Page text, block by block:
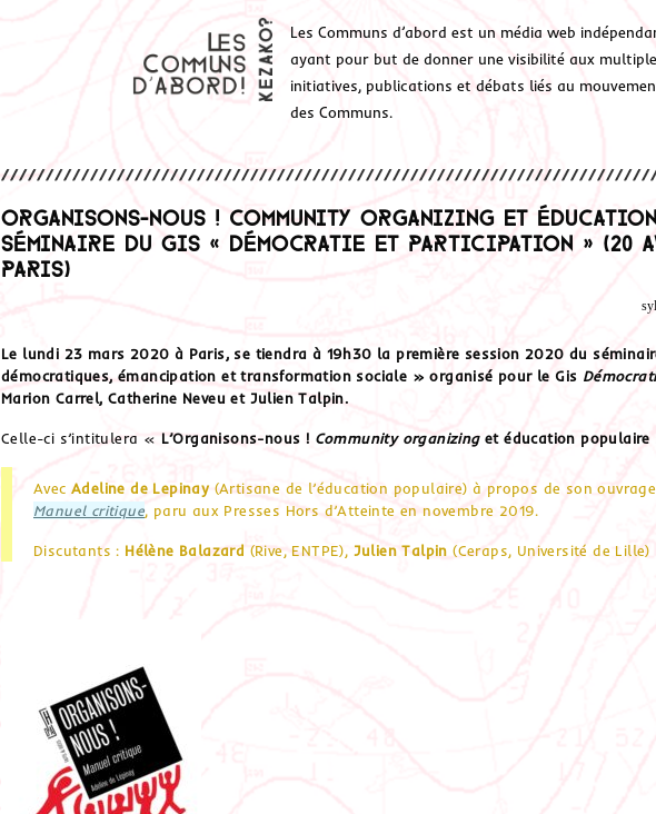
Les Communs d’abord est un média web
ayant pour but de donner une visibilité aux
initiatives, publications et débats liés au
des Communs.
Organisons-nous ! Community organizing et
Séminaire du GIS « Démocratie et Participation » (20
Paris)
Le lundi 23 mars 2020 à Paris, se tiendra à 19h30 la première session 2020 du
démocratiques, émancipation et transformation sociale » organisé pour le Gis
Marion Carrel, Catherine Neveu et Julien Talpin.
Celle-ci s’intitulera « L’Organisons-nous ! Community organizinget éducation populaire
Avec Adeline de Lepinay (Artisane de l’éducation populaire) à propos de son ouvrage
Manuel critique, paru aux Presses Hors d’Atteinte en novembre 2019.
Discutants : Hélène Balazard (Rive, ENTPE), Julien Talpin (Ceraps, Université de Lille)